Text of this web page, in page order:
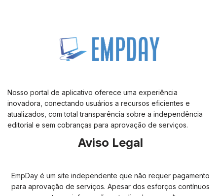
Nosso portal de aplicativo oferece uma experiência
inovadora, conectando usuários a recursos eficientes e
atualizados, com total transparência sobre a independência
editorial e sem cobranças para aprovação de serviços.
Aviso Legal
EmpDay é um site independente que não requer pagamento
para aprovação de serviços. Apesar dos esforços contínuos